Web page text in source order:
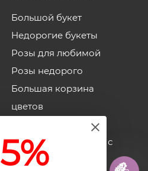
5%
Большой букет
Недорогие букеты
Розы для любимой
Розы недорого
Большая корзина
цветов
Недорогие коробки с
цветами